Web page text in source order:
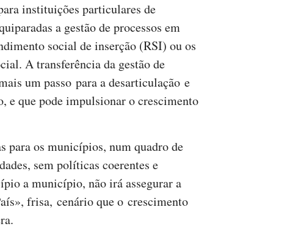
instituições particulares de
a gestão de processos em
social de inserção (RSI) ou os
A transferência da gestão de
um passo para a desarticulação e
e que pode impulsionar o crescimento
para os municípios, num quadro de
sem políticas coerentes e
a município, não irá assegurar a
frisa, cenário que o crescimento